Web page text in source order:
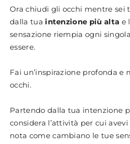
Ora chiudi gli occhi mentre sei
dalla tua intenzione più alta e
sensazione riempia ogni
essere.
Fai un’inspirazione profonda e
occhi.
Partendo dalla tua intenzione
considera l’attività per cui
nota come cambiano le tue